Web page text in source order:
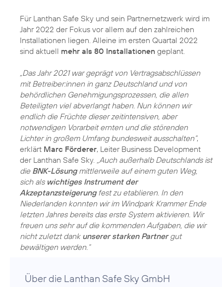
Für Lanthan Safe Sky und sein Partnernetzwerk wird im
Jahr 2022 der Fokus vor allem auf den zahlreichen
Installationen liegen. Alleine im ersten Quartal 2022
sind aktuell mehr als 80 Installationen geplant.
„Das Jahr 2021 war geprägt von Vertragsabschlüssen
mit Betreiber:innen in ganz Deutschland und von
behördlichen Genehmigungsprozessen, die allen
Beteiligten viel abverlangt haben. Nun können wir
endlich die Früchte dieser zeitintensiven, aber
notwendigen Vorarbeit ernten und die störenden
Lichter in großem Umfang bundesweit ausschalten“,
erklärt Marc Förderer, Leiter Business Development
der Lanthan Safe Sky. „Auch außerhalb Deutschlands ist
die BNK-Lösungmittlerweile auf einem guten Weg,
sich als wichtiges Instrument der
Akzeptanzsteigerungfest zu etablieren. In den
Niederlanden konnten wir im Windpark Krammer Ende
letzten Jahres bereits das erste System aktivieren. Wir
freuen uns sehr auf die kommenden Aufgaben, die wir
nicht zuletzt dank unserer starken Partnergut
bewältigen werden.“
Über die Lanthan Safe Sky GmbH